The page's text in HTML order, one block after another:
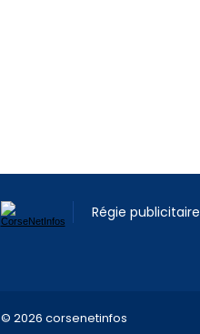
Régie publicitaire
© 2026 corsenetinfos